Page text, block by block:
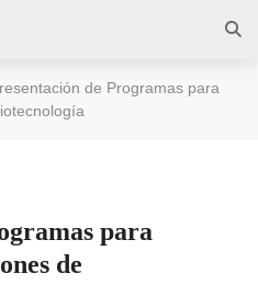
de Programas para
para
de